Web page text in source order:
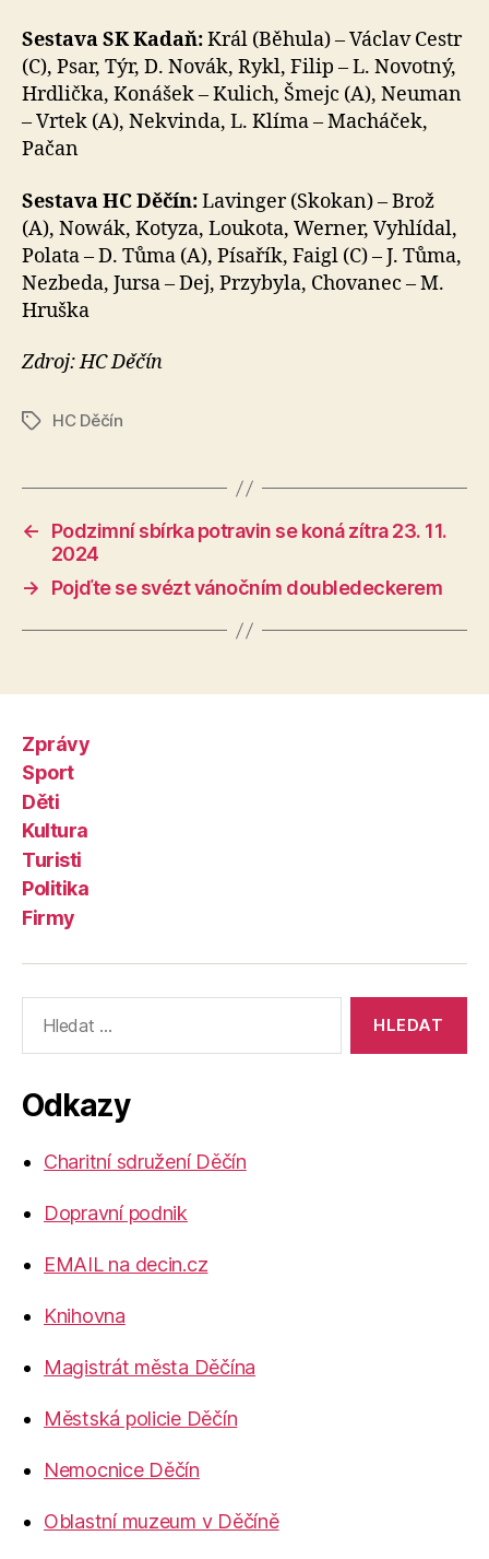
Sestava SK Kadaň:Král (Běhula) – Václav Cestr
(C), Psar, Týr, D. Novák, Rykl, Filip – L. Novotný,
Hrdlička, Konášek – Kulich, Šmejc (A), Neuman
– Vrtek (A), Nekvinda, L. Klíma – Macháček,
Pačan
Sestava HC Děčín:Lavinger (Skokan) – Brož
(A), Nowák, Kotyza, Loukota, Werner, Vyhlídal,
Polata – D. Tůma (A), Písařík, Faigl (C) – J. Tůma,
Nezbeda, Jursa – Dej, Przybyla, Chovanec – M.
Hruška
Zdroj: HC Děčín
ŠtítkyHC Děčín
←
Podzimní sbírka potravin se koná zítra 23. 11.
2024
→
Pojďte se svézt vánočním doubledeckerem
Zprávy
Sport
Děti
Kultura
Turisti
Politika
Firmy
vyhledávání:
Odkazy
Charitní sdružení Děčín
Dopravní podnik
EMAIL na decin.cz
Knihovna
Magistrát města Děčína
Městská policie Děčín
Nemocnice Děčín
Oblastní muzeum v Děčíně